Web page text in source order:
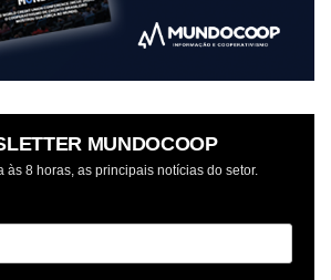
MUNDOCOOP
às 8 horas, as principais notícias do setor.